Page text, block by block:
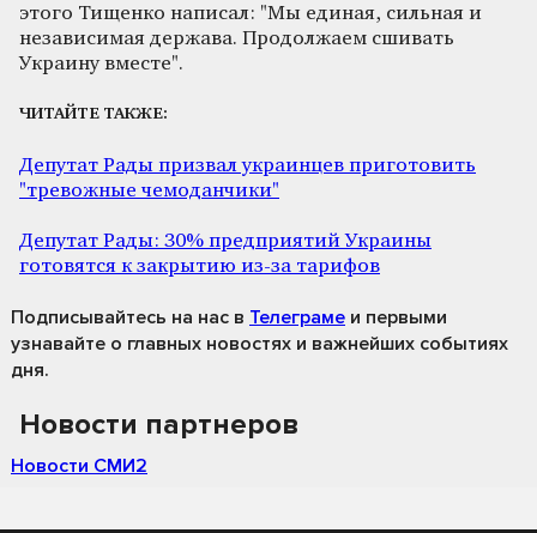
этого Тищенко написал: "Мы единая, сильная и
независимая держава. Продолжаем сшивать
Украину вместе".
ЧИТАЙТЕ ТАКЖЕ:
Депутат Рады призвал украинцев приготовить
"тревожные чемоданчики"
Депутат Рады: 30% предприятий Украины
готовятся к закрытию из-за тарифов
Подписывайтесь на нас в Телеграме и первыми
узнавайте о главных новостях и важнейших событиях
дня.
Новости партнеров
Новости СМИ2